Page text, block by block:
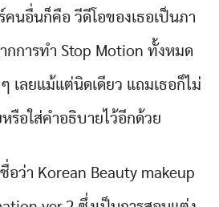
นอื่นก็คือ วีดีโอของเธอเป็นภา
กการทำ Stop Motion ทั้งหมด
เลยแม้แต่นิดเดียว แถมเธอก็ไม่
รือใส่คำอธิบายไว้อีกด้วย
อว่า Korean Beauty makeup